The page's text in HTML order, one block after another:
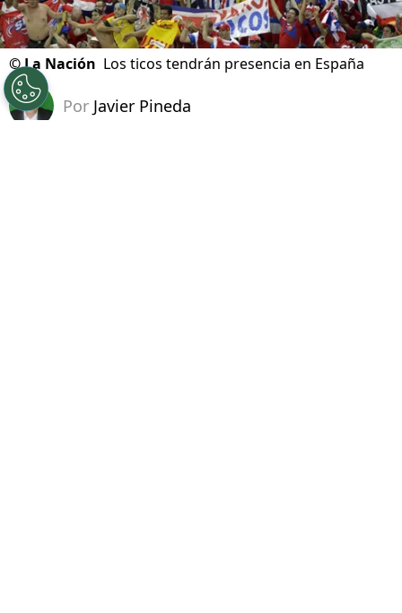
©La Nación Los ticos tendrán presencia en España
Por Javier Pineda